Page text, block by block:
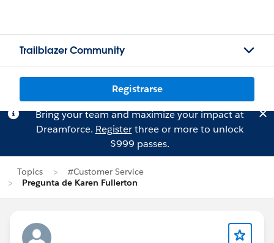
Trailblazer Community
Registrarse
Bring your team and maximize your impact at
Dreamforce. Registerthree or more to unlock
$999 passes.
Topics
#Customer Service
Pregunta de Karen Fullerton